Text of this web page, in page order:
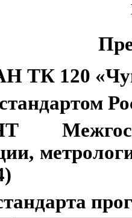
ТК 120
ндартом